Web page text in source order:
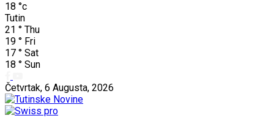
18 °c
Tutin
21 ° Thu
19 ° Fri
17 ° Sat
18 ° Sun
Četvrtak, 6 Augusta, 2026